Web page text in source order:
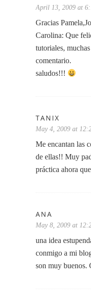
April 13, 2009 at
Gracias
Carolina: Que
tutoriales,
comentario.
saludos!!!
TANIX
May 4, 2009 at
Me encantan las
de ellas!! Muy
práctica ahora
ANA
May 8, 2009 at
una idea
conmigo a mi
son muy buenos.